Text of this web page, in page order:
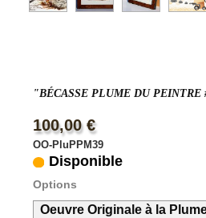
"BÉCASSE PLUME DU PEINTRE
100,00 €
OO-PluPPM39
Disponible
Options
Oeuvre Originale à la